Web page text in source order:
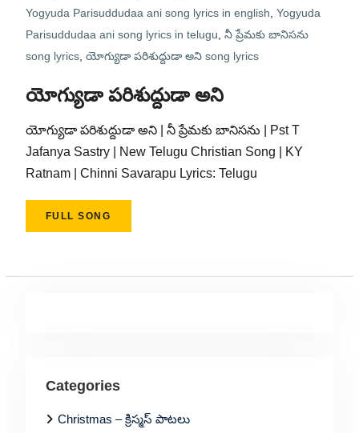
Yogyuda Parisuddudaa ani song lyrics in english Yogyuda
Parisuddudaa ani song lyrics in telugu నీ ప్రేమకు బానిసను
song lyrics, యోగ్యుడా పరిశుద్దుడా అని song lyrics
యోగ్యుడా పరిశుద్దుడా అని
యోగ్యుడా పరిశుద్దుడా అని | నీ ప్రేమకు బానిసను | Pst T
Jafanya Sastry | New Telugu Christian Song | KY
Ratnam | Chinni Savarapu Lyrics: Telugu
FULL SONG
Categories
Christmas – క్రిస్మస్ పాటలు